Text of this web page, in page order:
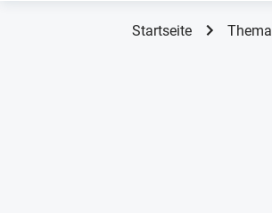
Startseite Thema